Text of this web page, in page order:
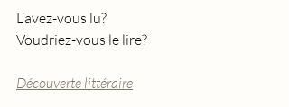
L’avez-vous lu?
Voudriez-vous le lire?
Découverte littéraire